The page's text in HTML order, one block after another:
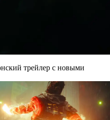
трейлер с новыми